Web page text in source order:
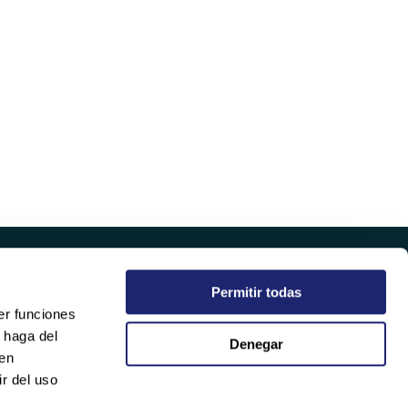
funciones
del
del uso
Permitir todas
Denegar
EMPRESA
QUIÉNES SOMOS
CALIDAD